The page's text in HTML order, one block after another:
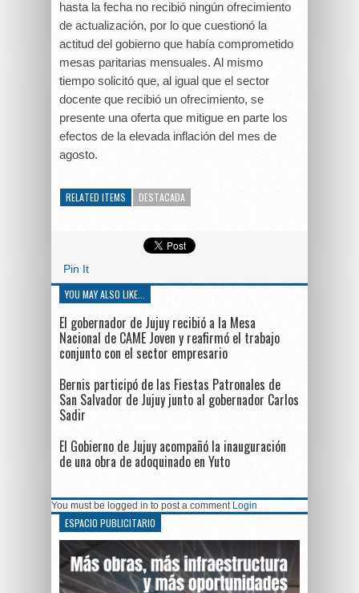
hasta la fecha no recibió ningún ofrecimiento
de actualización, por lo que cuestionó la
actitud del gobierno que había comprometido
mesas paritarias mensuales. Al mismo
tiempo solicitó que, al igual que el sector
docente que recibió un ofrecimiento, se
presente una oferta que mitigue en parte los
efectos de la elevada inflación del mes de
agosto.
RELATED ITEMS DESTACADA
Pin It
YOU MAY ALSO LIKE...
El gobernador de Jujuy recibió a la Mesa
Nacional de CAME Joven y reafirmó el trabajo
conjunto con el sector empresario
Bernis participó de las Fiestas Patronales de
San Salvador de Jujuy junto al gobernador Carlos
Sadir
El Gobierno de Jujuy acompañó la inauguración
de una obra de adoquinado en Yuto
You must be logged in to post a comment Login
ESPACIO PUBLICITARIO